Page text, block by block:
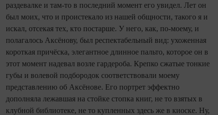
раздевалке и там-то в последний момент его увидел. Лет он
был моих, что и проистекало из нашей общности, такого я и
искал, отсекая тех, кто постарше. У него, как, по-моему, и
полагалось Аксёнову, был респектабельный вид: ухоженная
короткая причёска, элегантное длинное пальто, которое он в
этот момент надевал возле гардероба. Крепко сжатые тонкие
губы и волевой подбородок соответствовали моему
представлению об Аксёнове. Его портрет эффектно
дополняла лежавшая на стойке стопка книг, не то взятых в
клубной библиотеке, не то купленных здесь же в киоске. Ну,